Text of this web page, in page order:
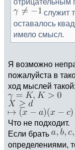
служит
оставалось
имело смысл.
Я возможно
пожалуйста в
ход мыслей такой:
Что не подходит.
Если брать
определениями,